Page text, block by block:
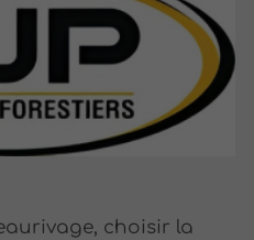
choisir la